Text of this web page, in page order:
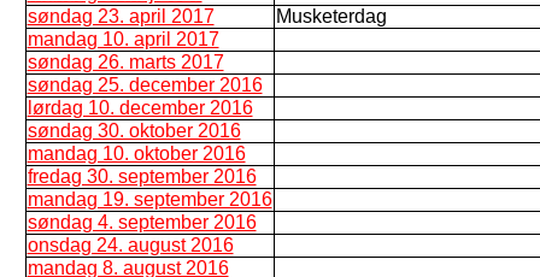
søndag 23. april 2017
Musketerdag
mandag 10. april 2017
søndag 26. marts 2017
søndag 25. december 2016
lørdag 10. december 2016
søndag 30. oktober 2016
mandag 10. oktober 2016
fredag 30. september 2016
mandag 19. september 2016
søndag 4. september 2016
onsdag 24. august 2016
mandag 8. august 2016